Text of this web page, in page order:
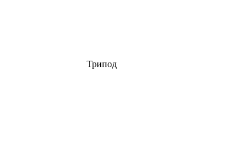
Трипод